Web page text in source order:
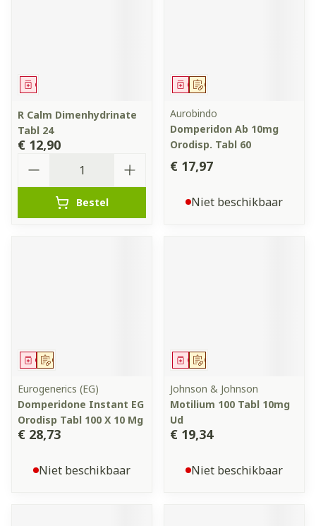
Geneesmiddel
R Calm Dimenhydrinate
Tabl 24
€ 12,90
Bestel
Op voorschrift
Geneesmiddel
Aurobindo
Domperidon Ab 10mg
Orodisp. Tabl 60
€ 17,97
Niet beschikbaar
Op voorschrift
Geneesmiddel
Eurogenerics (EG)
Domperidone Instant EG
Orodisp Tabl 100 X 10 Mg
€ 28,73
Niet beschikbaar
Op voorschrift
Geneesmiddel
Johnson & Johnson
Motilium 100 Tabl 10mg
Ud
€ 19,34
Niet beschikbaar